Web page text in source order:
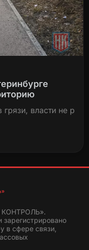
власти не р
КОНТРОЛЬ».
в сфере связи,